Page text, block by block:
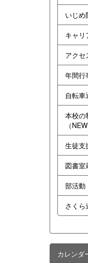
いじめ
キャリ
アクセ
年間行
自転車
本校の
（
生徒支
図書室
部活動
さくら
カレンダ